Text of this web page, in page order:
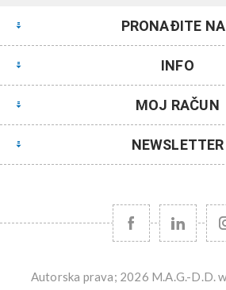
PRONAĐITE
INFO
MOJ RAČUN
NEWSLETTER
Autorska prava; 2026 M.A.G.-D.D.